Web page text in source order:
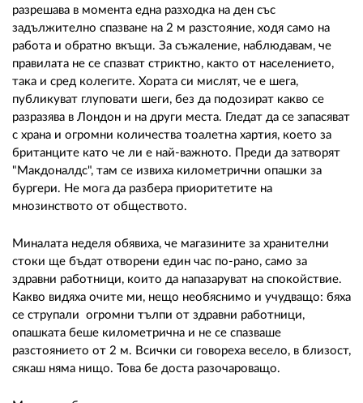
разрешава в момента една разходка на ден със
задължително спазване на 2 м разстояние, ходя само на
работа и обратно вкъщи. За съжаление, наблюдавам, че
правилата не се спазват стриктно, както от населението,
така и сред колегите. Хората си мислят, че е шега,
публикуват глуповати шеги, без да подозират какво се
разразява в Лондон и на други места. Гледат да се запасяват
с храна и огромни количества тоалетна хартия, което за
британците като че ли е най-важното. Преди да затворят
"Макдоналдс", там се извиха километрични опашки за
бургери. Не мога да разбера приоритетите на
мнозинството от обществото.
Миналата неделя обявиха, че магазините за хранителни
стоки ще бъдат отворени един час по-рано, само за
здравни работници, които да напазаруват на спокойствие.
Какво видяха очите ми, нещо необяснимо и учудващо: бяха
се струпали огромни тълпи от здравни работници,
опашката беше километрична и не се спазваше
разстоянието от 2 м. Всички си говореха весело, в близост,
сякаш няма нищо. Това бе доста разочароващо.